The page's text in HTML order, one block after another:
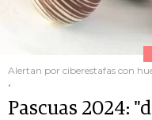
Alertan por ciberestafas con
.
Pascuas 2024: